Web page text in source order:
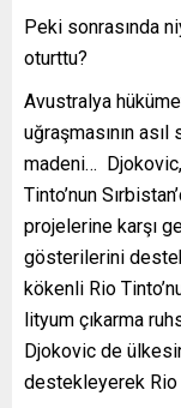
Peki sonrasında
oturttu?
Avustralya
uğraşmasının
madeni…
Tinto’nun
projelerine karşı
gösterilerini
kökenli Rio
lityum çıkarma
Djokovic de
destekleyerek Rio